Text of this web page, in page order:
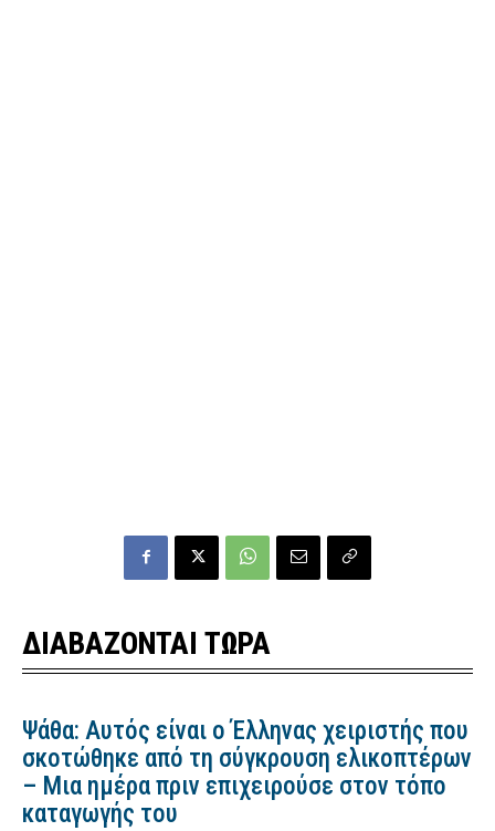
ΔΙΑΒΑΖΟΝΤΑΙ ΤΩΡΑ
Ψάθα: Αυτός είναι ο Έλληνας χειριστής που
σκοτώθηκε από τη σύγκρουση ελικοπτέρων
– Μια ημέρα πριν επιχειρούσε στον τόπο
καταγωγής του